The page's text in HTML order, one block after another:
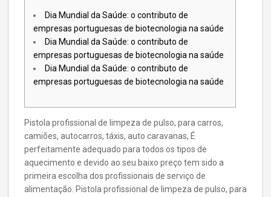
Dia Mundial da Saúde: o contributo de
empresas portuguesas de biotecnologia na saúde
Dia Mundial da Saúde: o contributo de
empresas portuguesas de biotecnologia na saúde
Dia Mundial da Saúde: o contributo de
empresas portuguesas de biotecnologia na saúde
Pistola profissional de limpeza de pulso, para carros,
camiões, autocarros, táxis, auto caravanas, É
perfeitamente adequado para todos os tipos de
aquecimento e devido ao seu baixo preço tem sido a
primeira escolha dos profissionais de serviço de
alimentação. Pistola profissional de limpeza de pulso, para